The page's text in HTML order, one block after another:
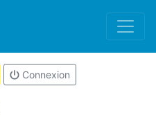
Connexion